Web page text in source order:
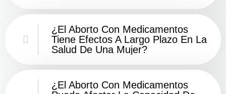
¿El Aborto Con Medicamentos
Tiene Efectos A Largo Plazo En La
Salud De Una Mujer?
¿El Aborto Con Medicamentos